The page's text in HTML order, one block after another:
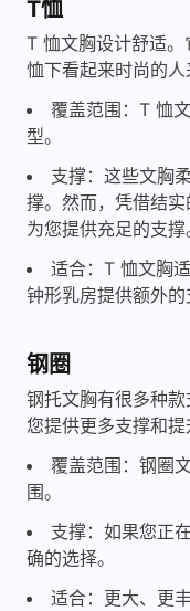
T恤
T 恤文胸设计舒适
恤下看起来时尚的人
覆盖范围：T 恤
型。
支撑：这些文胸
撑。然而，凭借结
为您提供充足的支撑
适合：T 恤文胸
钟形乳房提供额外的
钢圈
钢托文胸有很多种
您提供更多支撑和提
覆盖范围：钢圈
围。
支撑：如果您正
确的选择。
适合：更大、更